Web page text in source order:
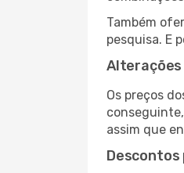
Também
pesquisa. E
Alterações
Os preços
assim que
Descontos